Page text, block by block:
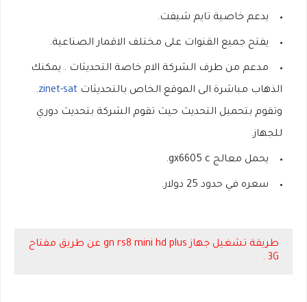
يدعم خاصية تايم شيفت.
يفتح جميع القنوات على مختلف الاقمار الصناعية.
مدعم من طرف الشركة الام خاصة التحديثات . يمكنك
الذهاب مباشرة الى الموقع الخاص بالتحديثات zinet-sat
.
وتقوم بتحميل التحديث حيث تقوم الشركة بتحديث دوري
للجهاز.
يحمل معالج gx6605 c.
سعره في حدود 25 دولار.
طريقة تشغيل جهاز gn rs8 mini hd plus عن طريق مفتاح
3G .